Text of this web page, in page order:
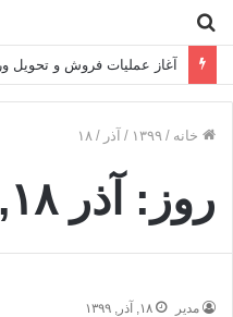
برای
آغاز عملیات فروش و تحویل
خانه / ۱۳۹۹ / آذر / ۱۸
روز: آذر ۱۸, ۱۳۹۹
مدیر ۱۸, آذر, ۱۳۹۹